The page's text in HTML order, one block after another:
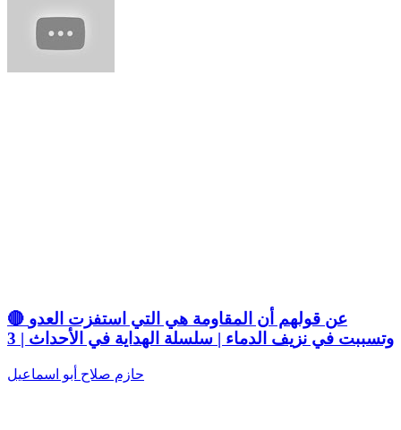
🔴 عن قولهم أن المقاومة هي التي استفزت العدو
وتسببت في نزيف الدماء | سلسلة الهداية في الأحداث | 3
حازم صلاح أبو اسماعيل